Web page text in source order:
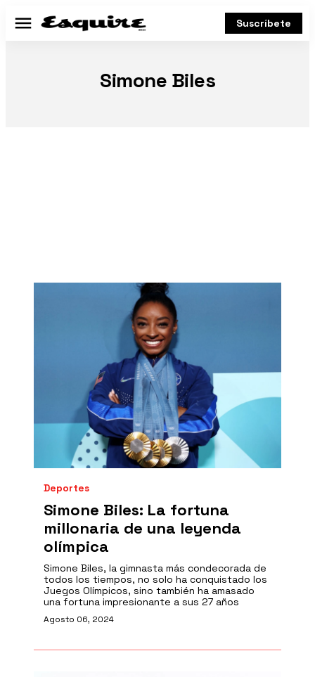
Menú Suscríbete
Simone Biles
Deportes
Simone Biles: La fortuna
millonaria de una leyenda
olímpica
Simone Biles, la gimnasta más condecorada de
todos los tiempos, no solo ha conquistado los
Juegos Olímpicos, sino también ha amasado
una fortuna impresionante a sus 27 años
Agosto 06, 2024